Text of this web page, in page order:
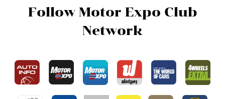
Follow Motor Expo Club
Network